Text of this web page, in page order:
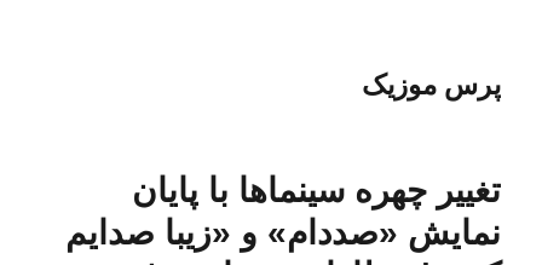
پرس موزیک
تغییر چهره سینماها با پایان
نمایش «صددام» و «زیبا صدایم